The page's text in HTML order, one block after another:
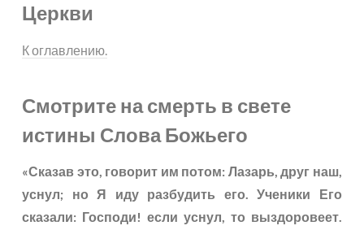
Церкви
К оглавлению.
Смотрите на смерть в свете
истины Слова Божьего
«Сказав это, говорит им потом: Лазарь, друг наш,
уснул; но Я иду разбудить его. Ученики Его
сказали: Господи! если уснул, то выздоровеет.